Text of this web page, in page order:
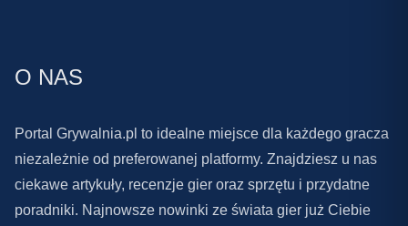
O NAS
Portal Grywalnia.pl to idealne miejsce dla każdego gracza
niezależnie od preferowanej platformy. Znajdziesz u nas
ciekawe artykuły, recenzje gier oraz sprzętu i przydatne
poradniki. Najnowsze nowinki ze świata gier już Ciebie